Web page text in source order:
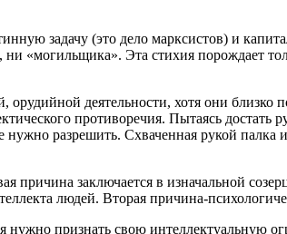
задачу (это дело марксистов) и
«могильщика». Эта стихия порождает
деятельности, хотя они близко
противоречия. Пытаясь достать
разрешить. Схваченная рукой палка
заключается в изначальной
людей. Вторая причина-
признать свою интеллектуальную